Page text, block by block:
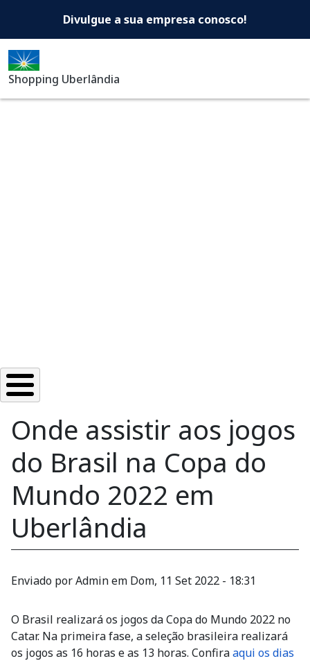
Shopping Uberlândia -
Divulgue a sua empresa conosco!
Shopping Uberlândia
Onde assistir aos jogos
do Brasil na Copa do
Mundo 2022 em
Uberlândia
Enviado porAdminem Dom, 11 Set 2022 - 18:31
O Brasil realizará os jogos da Copa do Mundo 2022 no
Catar. Na primeira fase, a seleção brasileira realizará
os jogos as 16 horas e as 13 horas. Confiraaqui os dias